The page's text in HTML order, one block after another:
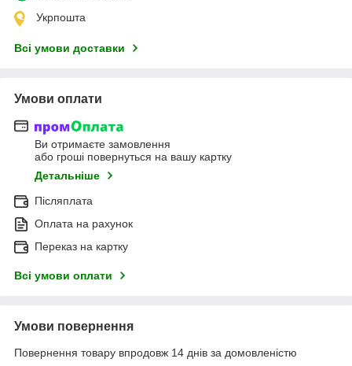
Укрпошта
Всі умови доставки
Умови оплати
Ви отримаєте замовлення
або гроші повернуться на вашу картку
Детальніше
Післяплата
Оплата на рахунок
Переказ на картку
Всі умови оплати
Умови повернення
Повернення товару впродовж 14 днів за домовленістю